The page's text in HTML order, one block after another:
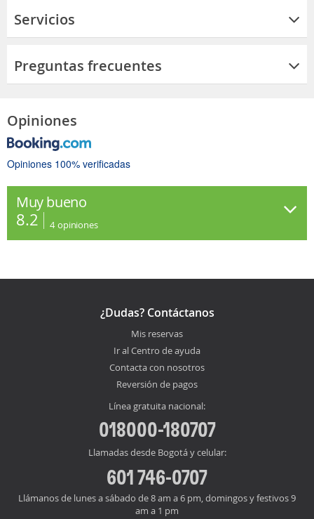
Servicios
Preguntas frecuentes
Opiniones
Opiniones 100% verificadas
Muy bueno
8.2 4 opiniones
¿Dudas? Contáctanos
Mis reservas
Ir al Centro de ayuda
Contacta con nosotros
Reversión de pagos
Línea gratuita nacional:
018000-180707
Llamadas desde Bogotá y celular:
601 746-0707
Llámanos de lunes a sábado de 8 am a 6 pm, domingos y festivos 9
am a 1 pm